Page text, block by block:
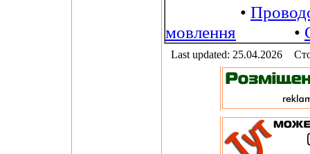
•
мовлення •
Last updated: 25.04.2026